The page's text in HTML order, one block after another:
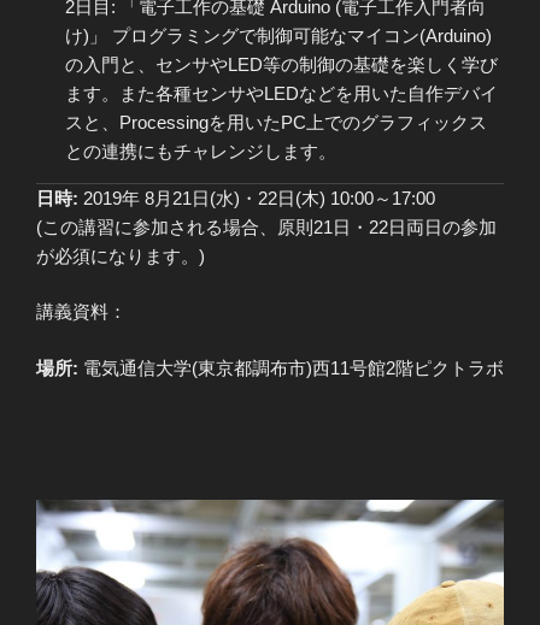
2日目: 「電子工作の基礎 Arduino (電子工作入門者向
け)」 プログラミングで制御可能なマイコン(Arduino)
の入門と、センサやLED等の制御の基礎を楽しく学び
ます。また各種センサやLEDなどを用いた自作デバイ
スと、Processingを用いたPC上でのグラフィックス
との連携にもチャレンジします。
日時: 2019年 8月21日(水)・22日(木) 10:00～17:00
(この講習に参加される場合、原則21日・22日両日の参加
が必須になります。)
講義資料：
場所: 電気通信大学(東京都調布市)西11号館2階ピクトラボ